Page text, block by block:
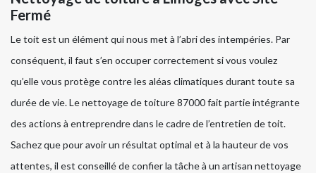
Fermé
Le toit est un élément qui nous met à l’abri des intempéries. Par
conséquent, il faut s’en occuper correctement si vous voulez
qu’elle vous protège contre les aléas climatiques durant toute sa
durée de vie. Le nettoyage de toiture 87000 fait partie intégrante
des actions à entreprendre dans le cadre de l’entretien de toit.
Sachez que pour avoir un résultat optimal et à la hauteur de vos
attentes, il est conseillé de confier la tâche à un artisan nettoyage